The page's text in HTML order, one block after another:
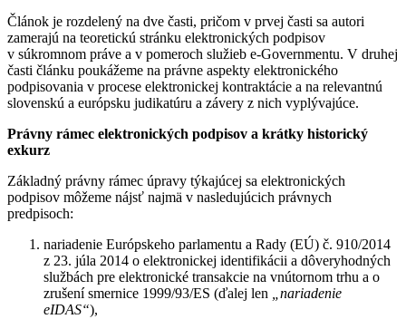
Článok je rozdelený na dve časti, pričom v prvej časti sa autori
zamerajú na teoretickú stránku elektronických podpisov
v súkromnom práve a v pomeroch služieb e-Governmentu. V druhej
časti článku poukážeme na právne aspekty elektronického
podpisovania v procese elektronickej kontraktácie a na relevantnú
slovenskú a európsku judikatúru a závery z nich vyplývajúce.
Právny rámec elektronických podpisov a krátky historický
exkurz
Základný právny rámec úpravy týkajúcej sa elektronických
podpisov môžeme nájsť najmä v nasledujúcich právnych
predpisoch:
nariadenie Európskeho parlamentu a Rady (EÚ) č. 910/2014
z 23. júla 2014 o elektronickej identifikácii a dôveryhodných
službách pre elektronické transakcie na vnútornom trhu a o
zrušení smernice 1999/93/ES (ďalej len
„nariadenie
eIDAS“),